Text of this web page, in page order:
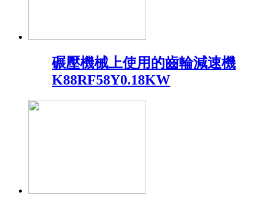
碾壓機械上使用的齒輪減速機
K88RF58Y0.18KW